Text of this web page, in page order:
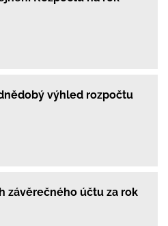
výhled rozpočtu
závěrečného účtu za rok